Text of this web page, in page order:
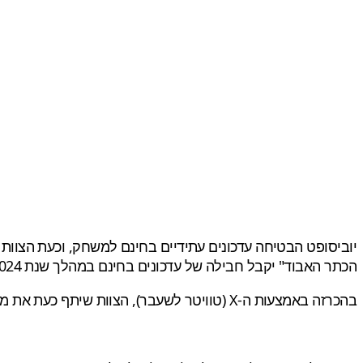
הכתר האבוד" יקבל חבילה של עדכונים בחינם במהלך שנת 2024.
בהכרזה באמצעות ה-X (טוויטר לשעבר), הצוות שיתף כעת את מפת הדרכים המלאה שלהם.